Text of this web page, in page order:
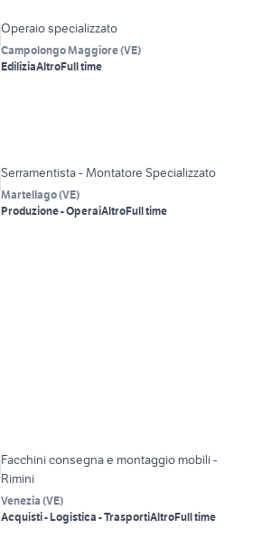
Operaio specializzato
Campolongo Maggiore(VE)
EdiliziaAltroFull time
Serramentista - Montatore Specializzato
Martellago(VE)
Produzione - OperaiAltroFull time
Facchini consegna e montaggio mobili -
Rimini
Venezia (VE)
Acquisti - Logistica - TrasportiAltroFull time